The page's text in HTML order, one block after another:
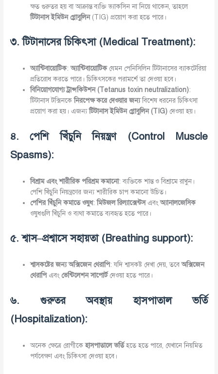
ক্ষত গুরুতর হয় বা আক্রান্ত ব্যক্তি ভ্যাকসিন না নিয়ে থাকেন, তাহলে
টিটানাস ইমিউন গ্লোবুলিন(TIG) প্রয়োগ করা হতে পারে।
৩.টিটানাসের চিকিৎসা(Medical Treatment):
অ্যান্টিবায়োটিক:অ্যান্টিবায়োটিকযেমন পেনিসিলিন টিটানাসের ব্যাকটেরিয়া
প্রতিরোধ করতে পারে। চিকিৎসকের পরামর্শে তা দেওয়া হবে।
বিনিয়োগযোগ্য ট্রান্সকিউশন(Tetanus toxin neutralization):
টিটানাস টক্সিনকেনিরপেক্ষ করে দেওয়ার জন্যবিশেষ ধরনের চিকিৎসা
প্রয়োগ করা হয়। এজন্যটিটানাস ইমিউন গ্লোবুলিন(TIG) দেওয়া হয়।
৪.পেশি খিঁচুনি নিয়ন্ত্রণ(Control Muscle
Spasms):
বিশ্রাম এবং শারীরিক পরিশ্রম কমানো: ব্যক্তিকে শান্ত ও বিশ্রামে রাখুন।
পেশি খিঁচুনি নিয়ন্ত্রণের জন্য শারীরিক চাপ কমানো উচিত।
পেশির খিঁচুনি কমাতে ওষুধ:মিউজল রিল্যাক্সেন্টসএবংঅ্যানালজেসিক
ওষুধগুলি খিঁচুনি ও ব্যথা কমাতে ব্যবহৃত হতে পারে।
৫.শ্বাস–প্রশ্বাসে সহায়তা(Breathing support):
শ্বাসকষ্টের জন্য অক্সিজেন থেরাপি: যদি শ্বাসকষ্ট দেখা দেয়, তবেঅক্সিজেন
থেরাপিএবংভেন্টিলেশন সাপোর্টদেওয়া হতে পারে।
৬. গুরুতর অবস্থায় হাসপাতাল
ভর্তি
(Hospitalization):
অনেক ক্ষেত্রে রোগীকেহাসপাতালে ভর্তিহতে হতে পারে, যেখানে নিয়মিত
পর্যবেক্ষণ এবং চিকিৎসা দেওয়া হবে।